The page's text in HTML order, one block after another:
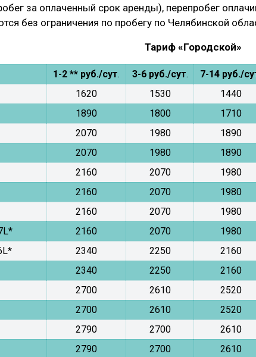
за оплаченный срок аренды), перепробег
без ограничения по пробегу по Челябинской
Тариф «Городской»
1-2 ** руб./сут. 3-6 руб./сут. 7-14 руб./
1620 1530 1440
1890 1800 1710
2070 1980 1890
2070 1980 1890
2160 2070 1980
2160 2070 1980
2160 2070 1980
2160 2070 1980
2340 2250 2160
2340 2250 2160
2700 2610 2520
2700 2610 2520
2790 2700 2610
2790 2700 2610